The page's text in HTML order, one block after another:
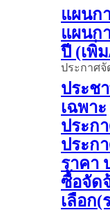
แผนก
แผนก
ปี (เพิ่
ประกาศจั
ประช
เฉพาะ
ประก
ประก
ราคา
ซื้อจัด
เลือก(